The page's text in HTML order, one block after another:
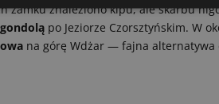
zamku znaleziono kipu, ale skarbu
po Jeziorze Czorsztyńskim. W
na górę Wdżar — fajna alternatywa